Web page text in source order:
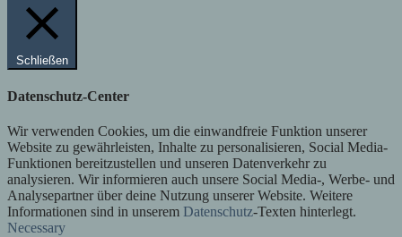
Schließen
Datenschutz-Center
Wir verwenden Cookies, um die einwandfreie Funktion unserer
Website zu gewährleisten, Inhalte zu personalisieren, Social Media-
Funktionen bereitzustellen und unseren Datenverkehr zu
analysieren. Wir informieren auch unsere Social Media-, Werbe- und
Analysepartner über deine Nutzung unserer Website. Weitere
Informationen sind in unserem Datenschutz-Texten hinterlegt.
Necessary